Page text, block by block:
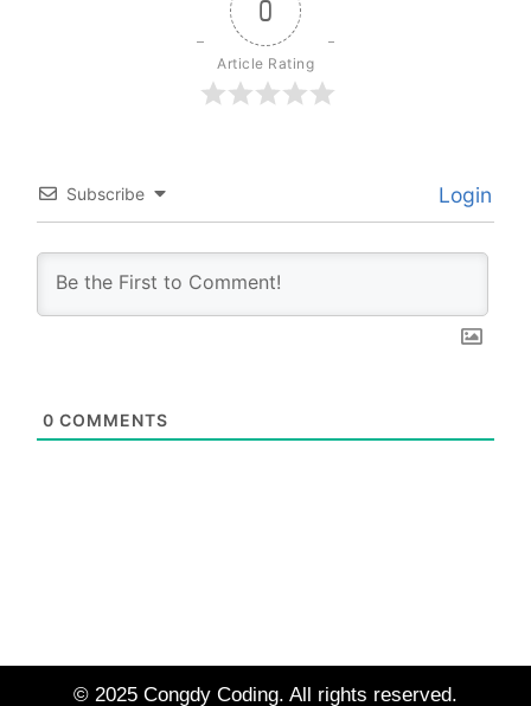
0
Article Rating
Subscribe Login
0 COMMENTS
© 2025 Congdy Coding. All rights reserved.